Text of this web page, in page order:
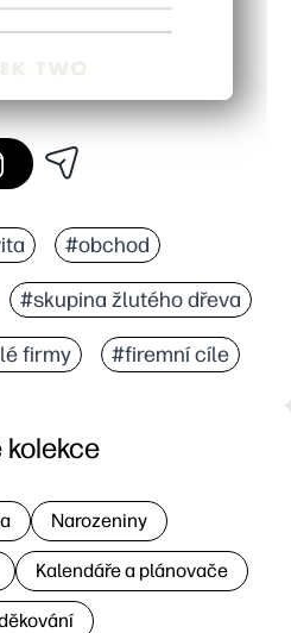
#obchod
#skupina žlutého dřeva
firmy #firemní cíle
kolekce
Narozeniny
Kalendáře a plánovače